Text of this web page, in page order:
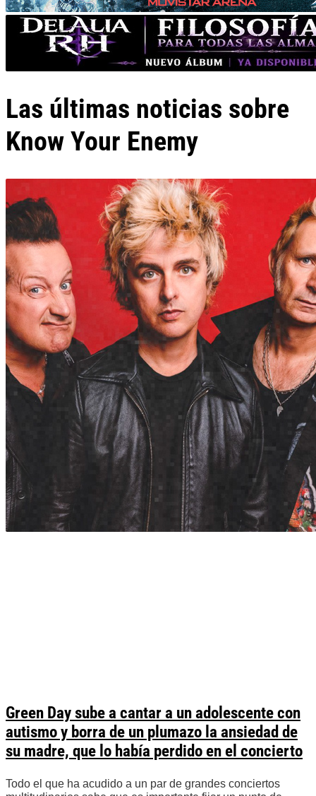
Las últimas noticias sobre
Know Your Enemy
Green Day sube a cantar a un adolescente con
autismo y borra de un plumazo la ansiedad de
su madre, que lo había perdido en el concierto
Todo el que ha acudido a un par de grandes conciertos